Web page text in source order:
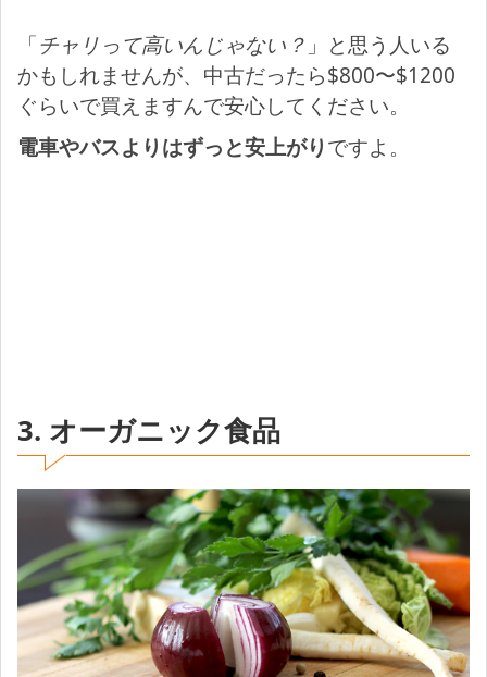
「チャリって高いんじゃない？ 」と思う人いる
かもしれませんが、中古だったら$800〜$1200
ぐらいで買えますんで安心してください。
電車やバスよりはずっと安上がりですよ。
3. オーガニック食品